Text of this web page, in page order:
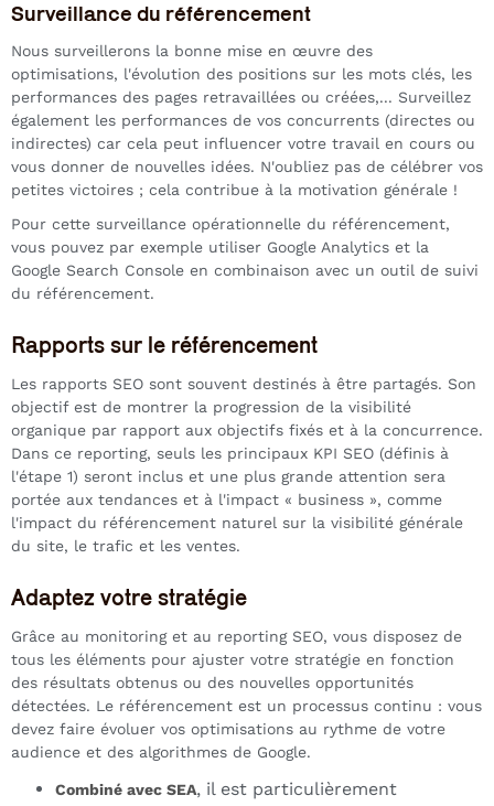
Surveillance du référencement
Nous surveillerons la bonne mise en œuvre des
optimisations, l'évolution des positions sur les mots clés, les
performances des pages retravaillées ou créées,... Surveillez
également les performances de vos concurrents (directes ou
indirectes) car cela peut influencer votre travail en cours ou
vous donner de nouvelles idées. N'oubliez pas de célébrer vos
petites victoires ; cela contribue à la motivation générale !
Pour cette surveillance opérationnelle du référencement,
vous pouvez par exemple utiliser Google Analytics et la
Google Search Console en combinaison avec un outil de suivi
du référencement.
Rapports sur le référencement
Les rapports SEO sont souvent destinés à être partagés. Son
objectif est de montrer la progression de la visibilité
organique par rapport aux objectifs fixés et à la concurrence.
Dans ce reporting, seuls les principaux KPI SEO (définis à
l'étape 1) seront inclus et une plus grande attention sera
portée aux tendances et à l'impact « business », comme
l'impact du référencement naturel sur la visibilité générale
du site, le trafic et les ventes.
Adaptez votre stratégie
Grâce au monitoring et au reporting SEO, vous disposez de
tous les éléments pour ajuster votre stratégie en fonction
des résultats obtenus ou des nouvelles opportunités
détectées. Le référencement est un processus continu : vous
devez faire évoluer vos optimisations au rythme de votre
audience et des algorithmes de Google.
Combiné avec SEA, il est particulièrement